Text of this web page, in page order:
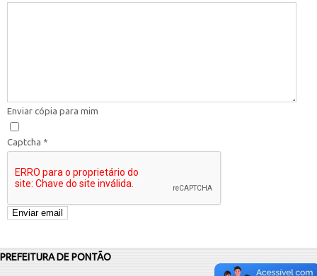
Enviar cópia para mim
Captcha *
PREFEITURA DE PONTÃO